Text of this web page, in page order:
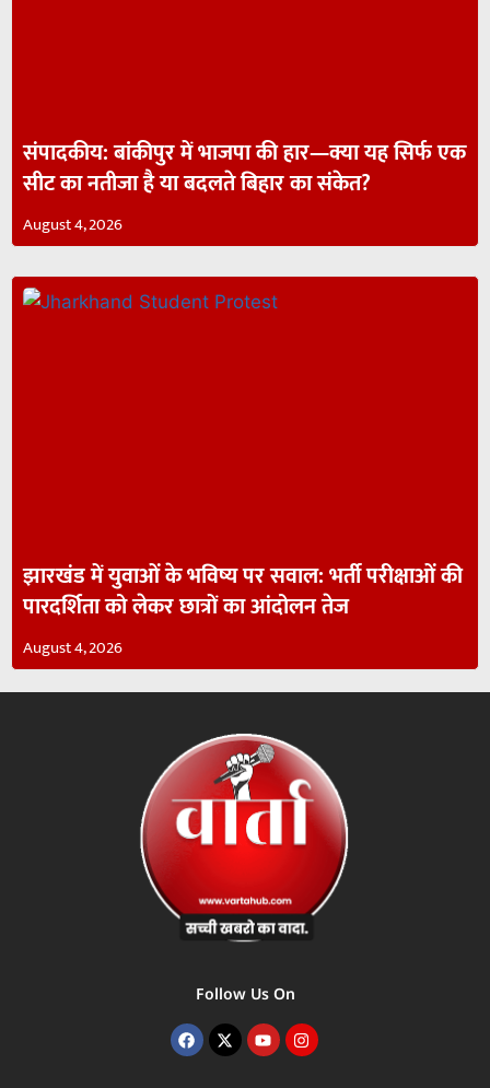
संपादकीय: बांकीपुर में भाजपा की हार—क्या यह सिर्फ एक
सीट का नतीजा है या बदलते बिहार का संकेत?
August 4, 2026
झारखंड में युवाओं के भविष्य पर सवाल: भर्ती परीक्षाओं की
पारदर्शिता को लेकर छात्रों का आंदोलन तेज
August 4, 2026
Follow Us On